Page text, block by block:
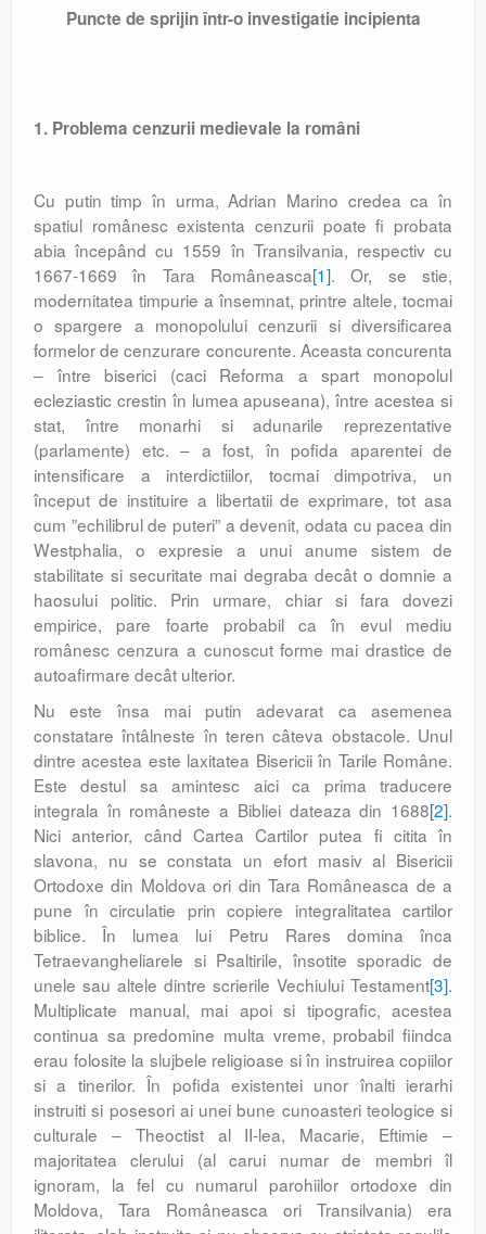
Puncte de sprijin într-o investigatie incipienta
1. Problema cenzurii medievale la români
Cu putin timp în urma, Adrian Marino credea ca în
spatiul românesc existenta cenzurii poate fi probata
abia începând cu 1559 în Transilvania, respectiv cu
1667-1669 în Tara Româneasca[1]. Or, se stie,
modernitatea timpurie a însemnat, printre altele, tocmai
o spargere a monopolului cenzurii si diversificarea
formelor de cenzurare concurente. Aceasta concurenta
– între biserici (caci Reforma a spart monopolul
ecleziastic crestin în lumea apuseana), între acestea si
stat, între monarhi si adunarile reprezentative
(parlamente) etc. – a fost, în pofida aparentei de
intensificare a interdictiilor, tocmai dimpotriva, un
început de instituire a libertatii de exprimare, tot asa
cum ”echilibrul de puteri” a devenit, odata cu pacea din
Westphalia, o expresie a unui anume sistem de
stabilitate si securitate mai degraba decât o domnie a
haosului politic. Prin urmare, chiar si fara dovezi
empirice, pare foarte probabil ca în evul mediu
românesc cenzura a cunoscut forme mai drastice de
autoafirmare decât ulterior.
Nu este însa mai putin adevarat ca asemenea
constatare întâlneste în teren câteva obstacole. Unul
dintre acestea este laxitatea Bisericii în Tarile Române.
Este destul sa amintesc aici ca prima traducere
integrala în româneste a Bibliei dateaza din 1688[2].
Nici anterior, când Cartea Cartilor putea fi citita în
slavona, nu se constata un efort masiv al Bisericii
Ortodoxe din Moldova ori din Tara Româneasca de a
pune în circulatie prin copiere integralitatea cartilor
biblice. În lumea lui Petru Rares domina înca
Tetraevangheliarele si Psaltirile, însotite sporadic de
unele sau altele dintre scrierile Vechiului Testament[3].
Multiplicate manual, mai apoi si tipografic, acestea
continua sa predomine multa vreme, probabil fiindca
erau folosite la slujbele religioase si în instruirea copiilor
si a tinerilor. În pofida existentei unor înalti ierarhi
instruiti si posesori ai unei bune cunoasteri teologice si
culturale – Theoctist al II-lea, Macarie, Eftimie –
majoritatea clerului (al carui numar de membri îl
ignoram, la fel cu numarul parohiilor ortodoxe din
Moldova, Tara Româneasca ori Transilvania) era